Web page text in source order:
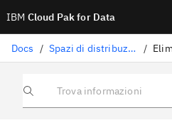
IBM Cloud Pak for Data
Docs / Spazi di distribuzione /
Trova informazioni